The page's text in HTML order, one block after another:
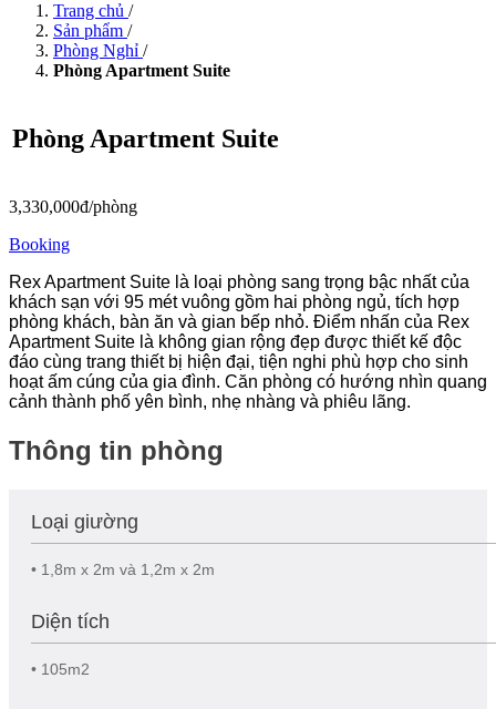
Trang chủ /
Sản phẩm /
Phòng Nghỉ /
Phòng Apartment Suite
Phòng Apartment Suite
3,330,000đ/phòng
Booking
Rex Apartment Suite là loại phòng sang trọng bậc nhất của
khách sạn với 95 mét vuông gồm hai phòng ngủ, tích hợp
phòng khách, bàn ăn và gian bếp nhỏ. Điểm nhấn của Rex
Apartment Suite là không gian rộng đẹp được thiết kế độc
đáo cùng trang thiết bị hiện đại, tiện nghi phù hợp cho sinh
hoạt ấm cúng của gia đình. Căn phòng có hướng nhìn quang
cảnh thành phố yên bình, nhẹ nhàng và phiêu lãng.
Thông tin phòng
Loại giường
• 1,8m x 2m và 1,2m x 2m
Diện tích
• 105m2